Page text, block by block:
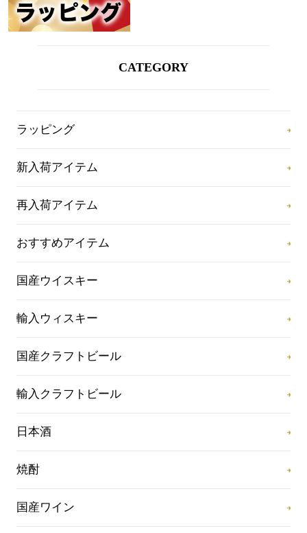
CATEGORY
ラッピング
新入荷アイテム
再入荷アイテム
おすすめアイテム
国産ウイスキー
輸入ウィスキー
国産クラフトビール
輸入クラフトビール
日本酒
焼酎
国産ワイン